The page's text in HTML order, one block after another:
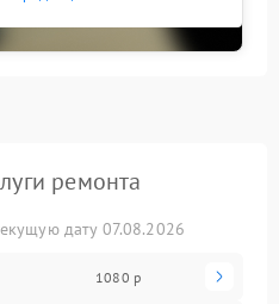
ремонта
дату 07.08.2026
1080 р